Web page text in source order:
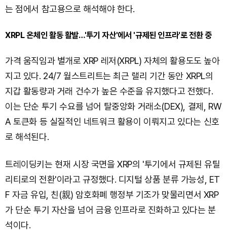
는 점에서 참고용으로 해석해야 한다.
XRPL 온체인 활동 활발…'투기 자산'에서 '규제된 인프라'로 전환 중
가격 움직임과 별개로 XRP 레저(XRPL) 자체의 활용도도 높아
지고 있다. 24/7 월스트리트는 최근 랠리 기간 동안 XRPL의
지갑 활동량과 거래 건수가 높은 수준을 유지했다고 전했다.
이는 단순 투기 수요를 넘어 탈중앙화 거래소(DEX), 결제, RW
A 토큰화 등 실질적인 네트워크 활용이 이뤄지고 있다는 신호
로 해석된다.
트레이딩키는 현재 시장 국면을 XRP의 '투기에서 규제된 유틸
리티로의 전환'이라고 규정했다. 디지털 상품 분류 가능성, ET
F 자금 유입, 친(親) 암호화폐 행정부 기조가 맞물리면서 XRP
가 단순 투기 자산을 넘어 금융 인프라로 진화하고 있다는 분
석이다.